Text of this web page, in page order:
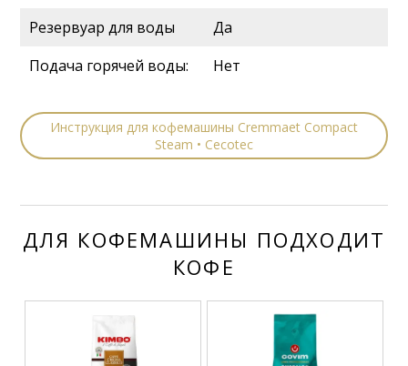
Резервуар для воды
Да
Подача горячей воды:
Нет
Инструкция для кофемашины Cremmaet Compact
Steam • Cecotec
ДЛЯ КОФЕМАШИНЫ ПОДХОДИТ
КОФЕ